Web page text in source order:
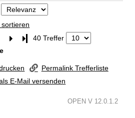
springen
Letzte Seite
40 Treffer
Permalink Trefferliste
E-Mail versenden
OPEN V 12.0.1.2